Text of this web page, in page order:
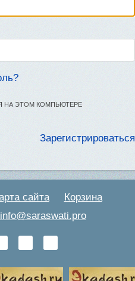
НА ЭТОМ КОМПЬЮТЕРЕ
Зарегистрироваться
сайта
Корзина
info@saraswati.pro